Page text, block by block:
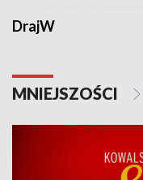
DrajW
MNIEJSZOŚCI